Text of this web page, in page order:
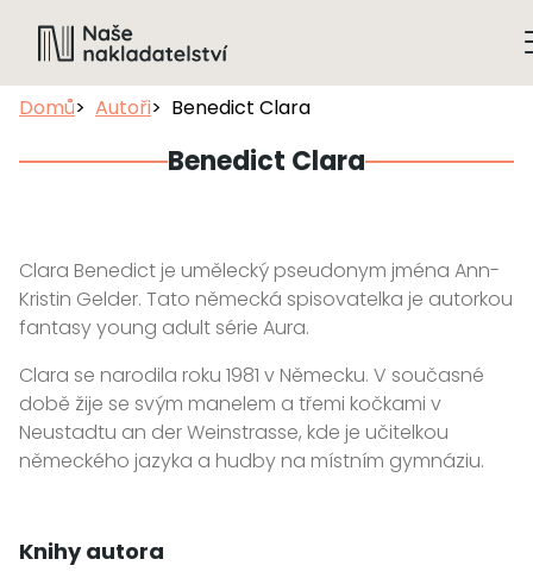
Domů Autoři Benedict Clara
Benedict Clara
Clara Benedict je umělecký pseudonym jména Ann-
Kristin Gelder. Tato německá spisovatelka je autorkou
fantasy young adult série Aura.
Clara se narodila roku 1981 v Německu. V současné
době žije se svým manelem a třemi kočkami v
Neustadtu an der Weinstrasse, kde je učitelkou
německého jazyka a hudby na místním gymnáziu.
Knihy autora